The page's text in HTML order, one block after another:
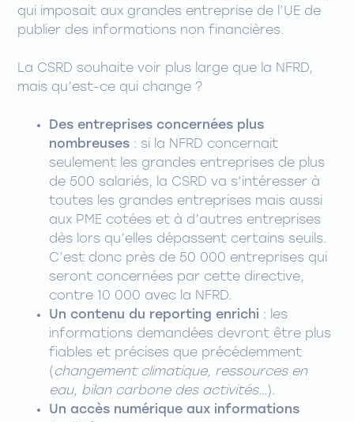
qui imposait aux grandes entreprise de l’UE de
publier des informations non financières.
La CSRD souhaite voir plus large que la NFRD,
mais qu’est-ce qui change ?
Des entreprises concernées plus
nombreuses : si la NFRD concernait
seulement les grandes entreprises de plus
de 500 salariés, la CSRD va s’intéresser à
toutes les grandes entreprises mais aussi
aux PME cotées et à d’autres entreprises
dès lors qu’elles dépassent certains seuils.
C’est donc près de 50 000 entreprises qui
seront concernées par cette directive,
contre 10 000 avec la NFRD.
Un contenu du reporting enrichi : les
informations demandées devront être plus
fiables et précises que précédemment
( changement climatique, ressources en
eau, bilan carbone des activités… ).
Un accès numérique aux informations